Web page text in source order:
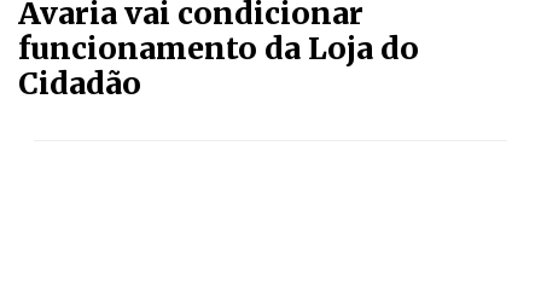
Avaria vai condicionar
funcionamento da Loja do
Cidadão